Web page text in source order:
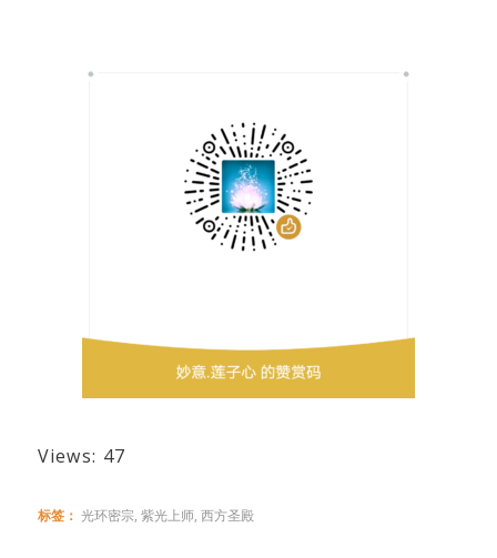
Views: 47
标签： 光环密宗 紫光上师, 西方圣殿